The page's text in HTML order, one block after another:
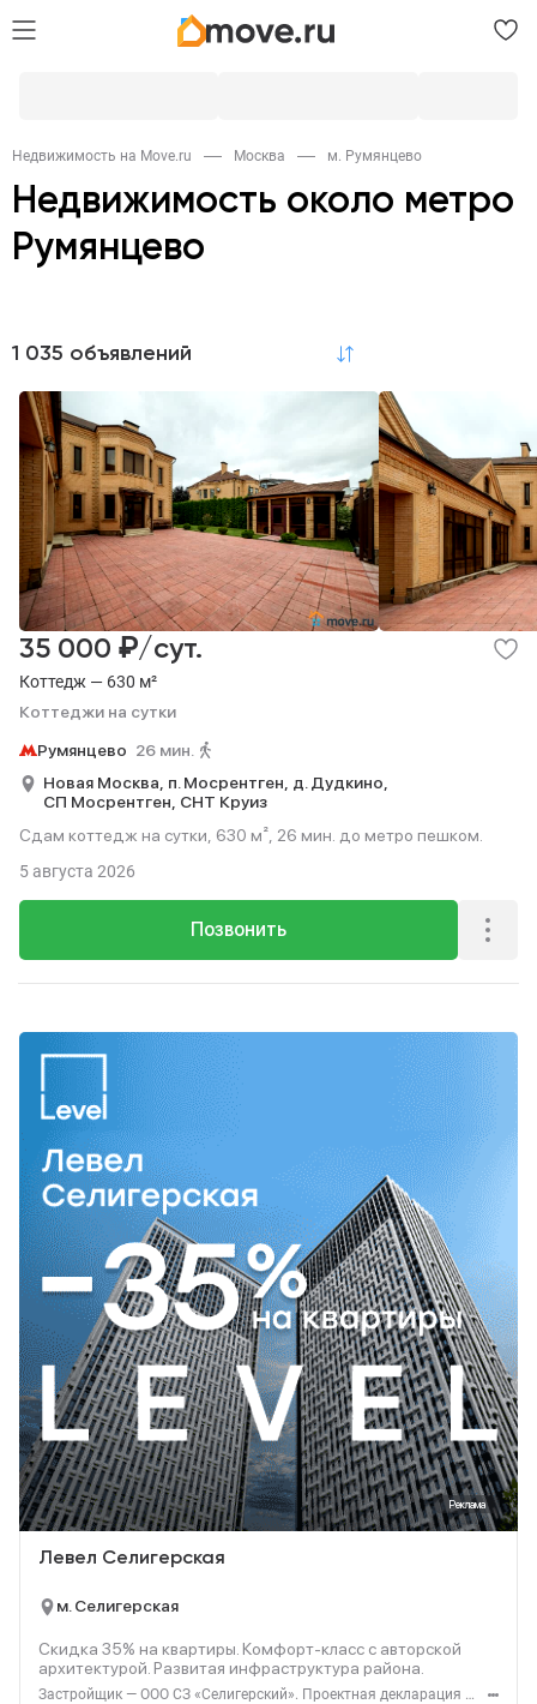
Недвижимость на Move.ru Москва м. Румянцево
Недвижимость около метро
Румянцево
Коммерческая
Новостройки
Квартиры в новостройках
Аренда
Квартиры 98 Комнаты 1 Дома и дачи 1
Коммерческая
109 Гаражи 22
Квартиры на сутки 8 Коттеджи на сутки
Посуточно
Квартиры на сутки 8 Коттеджи на сутки
1 035 объявленийпо релевантности
Коттедж — 630 м²
Коттеджи на сутки
35 000 ₽/сут.
Румянцево 26 мин.
Новая Москва, п. Мосрентген, д. Дудкино,
СП Мосрентген, СНТ Круиз
Сдам коттедж на сутки, 630 м², 26 мин. до метро пешком.
Позвонить
5 августа 2026
Реклама
Левел Селигерская
м. Селигерская
Скидка 35% на квартиры. Комфорт‑класс с авторской
архитектурой. Развитая инфраструктура района.
Застройщик — ООО СЗ «Селигерский». Проектная декларация — наш.дом.рф. Акция до 28.02.26. Не оферта. Подробности — Level.ru